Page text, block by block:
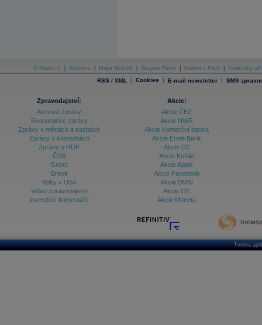
O Patria.cz Reklama Mapa Stránek Skupina Patria Kariéra v Patrii Podmínky
RSS / XML | Cookies | E-mail newsletter | SMS
Zpravodajství:
Akciové zprávy
Ekonomické zprávy
Zprávy o měnách a sazbách
Zprávy o komoditách
Zprávy o HDP
ČNB
Grexit
Brexit
Volby v USA
Video zpravodajství
Investiční komentáře
Akcie:
Akcie ČEZ
Akcie NWR
Akcie Komerční banka
Akcie Erste Bank
Akcie O2
Akcie Kofola
Akcie Apple
Akcie Facebook
Akcie BMW
Akcie GE
Akcie Moneta
Tvorba